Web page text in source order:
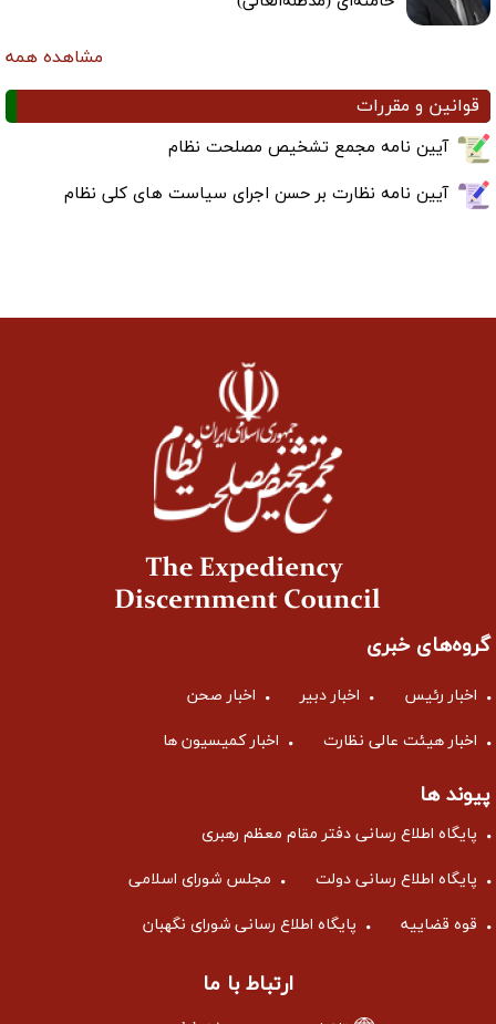
مشاهده همه
قوانین و مقررات
آیین نامه مجمع تشخیص مصلحت نظام
آیین نامه نظارت بر حسن اجرای سیاست های کلی نظام
گروه‌های خبری
اخبار رئیس اخبار دبیر اخبار صحن
اخبار هیئت عالی نظارت اخبار کمیسیون ها
پیوند ها
پایگاه اطلاع رسانی دفتر مقام معظم رهبری
پایگاه اطلاع رسانی دولت مجلس شورای اسلامی
قوه قضاییه پایگاه اطلاع رسانی شورای نگهبان
ارتباط با ما